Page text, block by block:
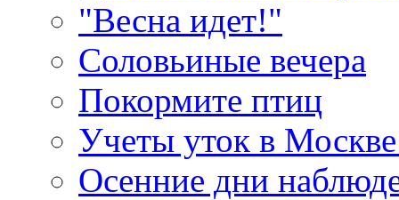
"Весна идет!"
Соловьиные вечера
Покормите птиц
Учеты уток в
Осенние дни